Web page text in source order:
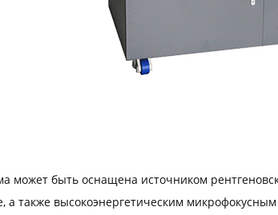
может быть оснащена источником
а также высокоэнергетическим